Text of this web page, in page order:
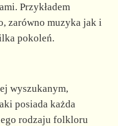
Przykładem
zarówno muzyka jak i
pokoleń.
wyszukanym,
posiada każda
rodzaju folkloru